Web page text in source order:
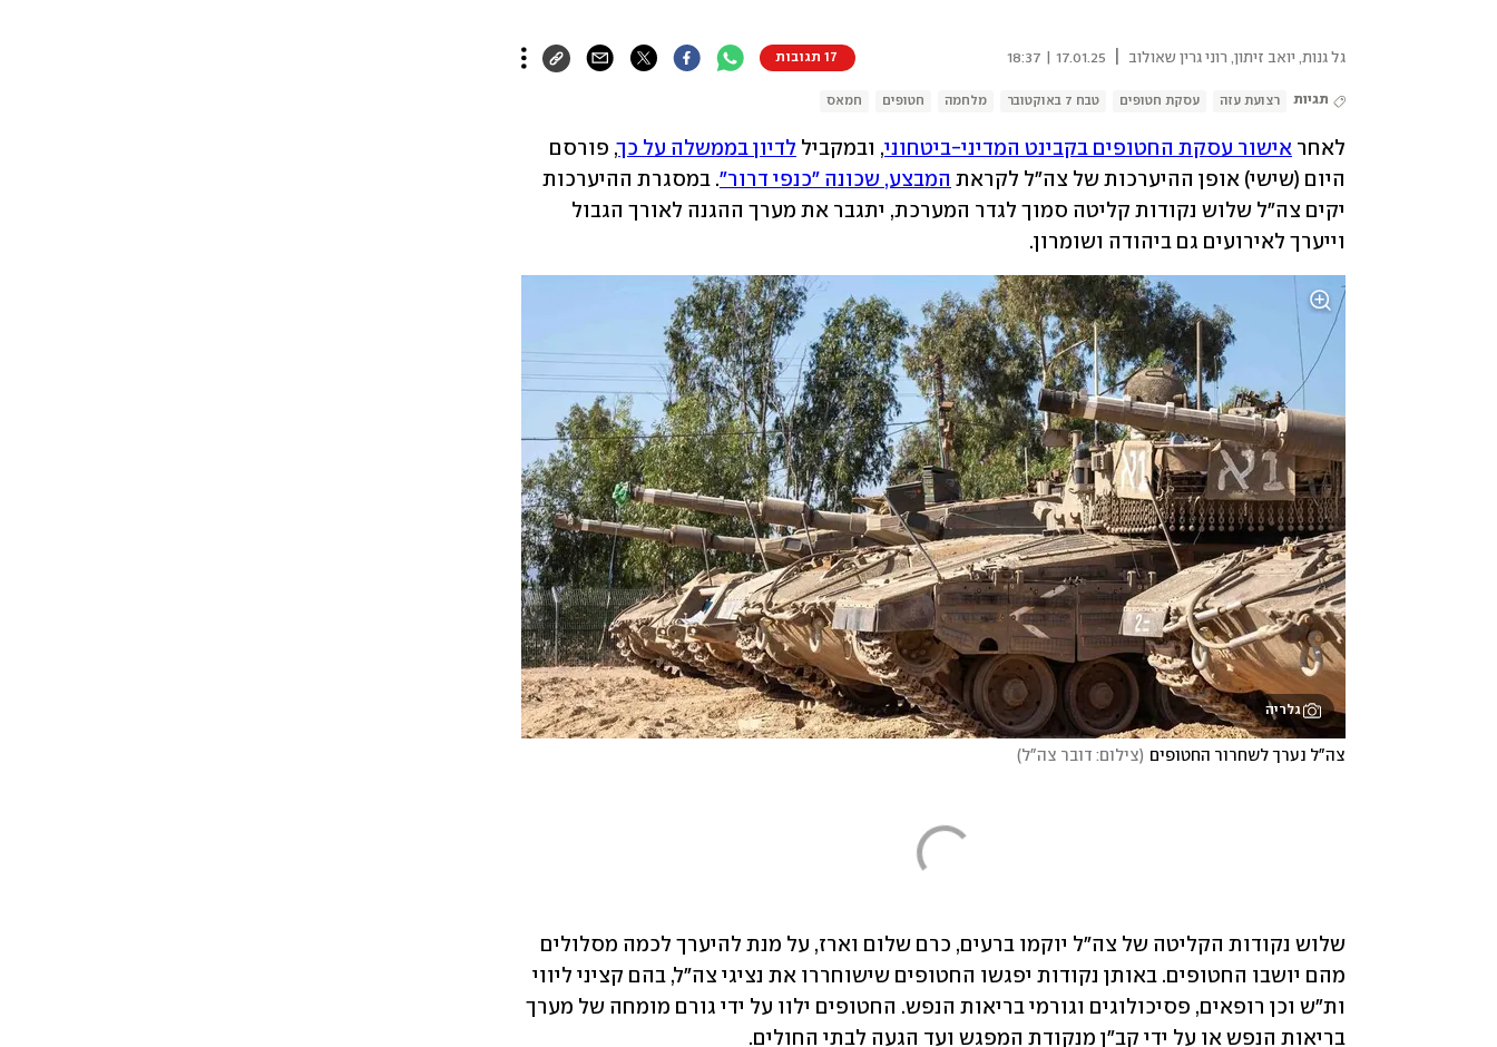
גל גנות יואב זיתון רוני גרין שאולוב 17.01.25 | 18:37 17 תגובות
תגיות רצועת עזה עסקת חטופים טבח 7 באוקטובר מלחמה חטופים חמאס
לאחר אישור עסקת החטופים בקבינט המדיני-ביטחוני, ובמקביל לדיון בממשלה על כך
היום (שישי) אופן ההיערכות של צה"ל לקראת המבצע, שכונה "כנפי דרור"
וייערך לאירועים גם ביהודה ושומרון.
גלריה
צה"ל נערך לשחרור החטופים (צילום: דובר צה"ל)
בריאות הנפש או על ידי קב"ן מנקודת המפגש ועד הגעה לבתי החולים.